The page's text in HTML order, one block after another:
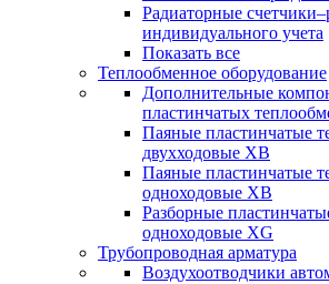
Радиаторные
индивидуального учета
Показать все
Теплообменное оборудование
Дополнительные
пластинчатых
Паяные пластинчатые
двухходовые XB
Паяные пластинчатые
одноходовые ХВ
Разборные
одноходовые ХG
Трубопроводная арматура
Воздухоотводчики